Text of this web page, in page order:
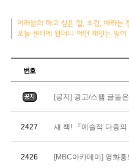
번호
[공지] 광고/스팸 글들
2427 새 책! 『예술적 다중
2426 [MBC아카데미] 영화